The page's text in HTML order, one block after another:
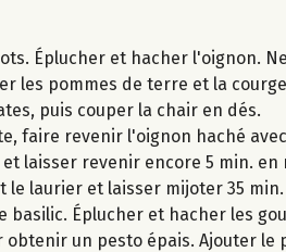
Éplucher et hacher l'oignon.
les pommes de terre et la
puis couper la chair en dés.
faire revenir l'oignon haché
laisser revenir encore 5 min.
le laurier et laisser mijoter 35 min.
basilic. Éplucher et hacher les
obtenir un pesto épais. Ajouter le